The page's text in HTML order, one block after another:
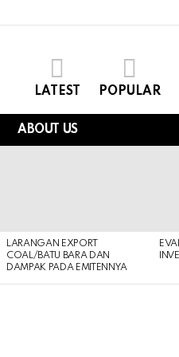
LATEST POPULAR
ABOUT US
LARANGAN EXPORT
COAL/BATU BARA DAN
DAMPAK PADA EMITENNYA